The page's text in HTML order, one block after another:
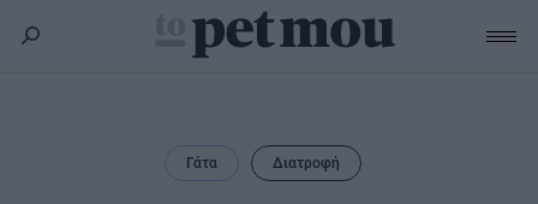
Γάτα Διατροφή